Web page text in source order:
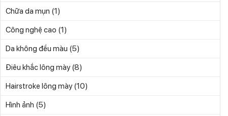
Chữa da mụn (1)
Công nghệ cao (1)
Da không đều màu (5)
Điêu khắc lông mày (8)
Hairstroke lông mày (10)
Hình ảnh (5)